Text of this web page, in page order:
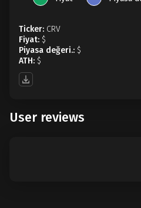
Ticker: CRV
Fiyat: $
Piyasa değeri.: $
ATH: $
User reviews